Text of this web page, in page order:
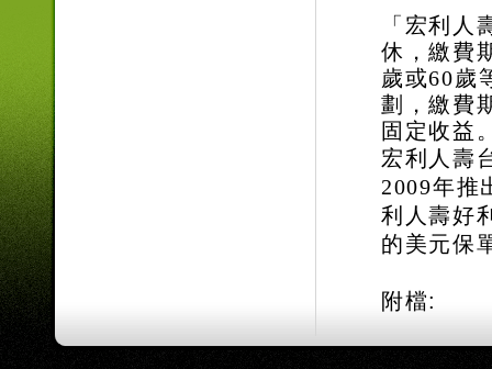
「宏利
休，繳費
歲或60歲
劃，繳費
固定收益
宏利人壽
2009年推
利人壽好
的美元保
附檔: